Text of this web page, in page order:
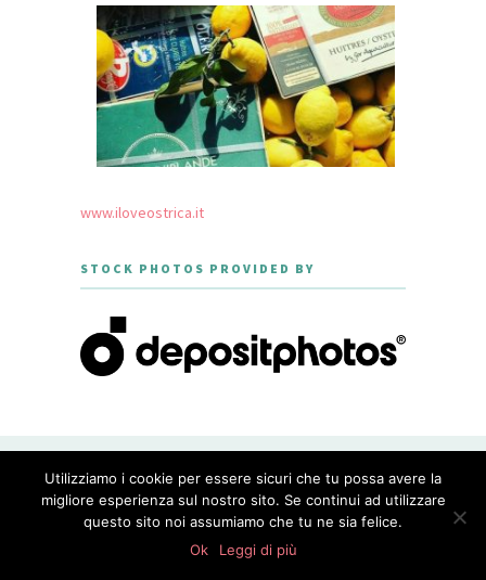
www.iloveostrica.it
STOCK PHOTOS PROVIDED BY
GOURMET - THEME DESIGNED BY
MERIDIANTHEMES
Utilizziamo i cookie per essere sicuri che tu possa avere la
migliore esperienza sul nostro sito. Se continui ad utilizzare
questo sito noi assumiamo che tu ne sia felice.
Ok
Leggi di più